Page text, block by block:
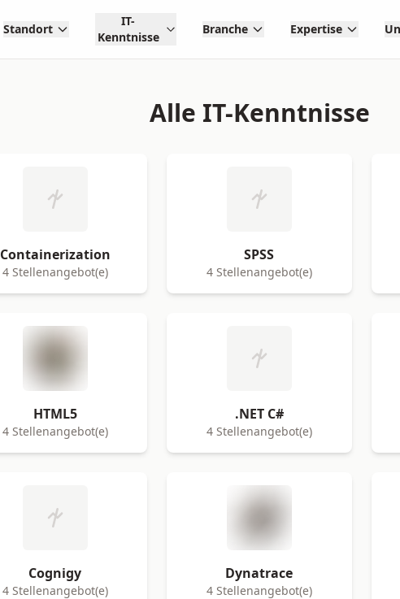
Standort
IT-
Kenntnisse
Branche Expertise
Alle IT-Kenntnisse
Containerization
4 Stellenangebot(e)
SPSS
4 Stellenangebot(e)
HTML5
4 Stellenangebot(e)
.NET C#
4 Stellenangebot(e)
Cognigy
4 Stellenangebot(e)
Dynatrace
4 Stellenangebot(e)